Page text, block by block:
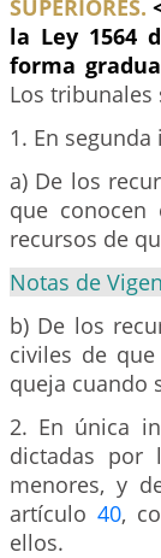
SUPERIORES.
la Ley 1564
forma
Los
1. En
a) De los
que
recursos de
Notas de
b) De los
civiles de
queja cuando
2. En única
dictadas por
menores, y
artículo 40,
ellos.